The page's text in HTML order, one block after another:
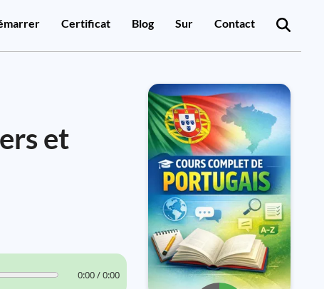
Certificat Blog Sur Contact
et
0:00 / 0:00